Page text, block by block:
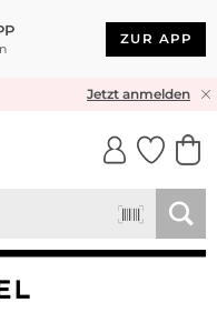
ZUR APP
RÜCKVERSANDJetzt anmelden